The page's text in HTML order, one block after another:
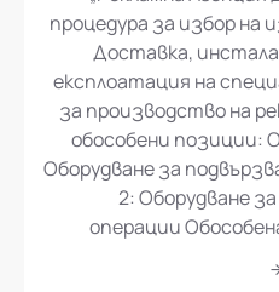
„Рекламна Агенция
процедура за избор на
Доставка,
експлоатация на
за производство на
обособени позиции:
Оборудване за
2: Оборудване
операции